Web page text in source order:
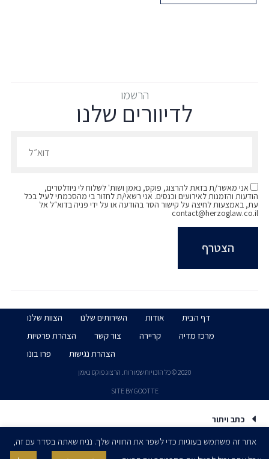
הרשמו
לדיוורים שלנו
אני מאשר/ת בזאת להרצוג, פוקס, נאמן ושות' לשלוח לי ניוזלטרים,
הודעות והזמנות לאירועים וכנסים. אני רשאי/ת לחזור בי מהסכמתי לעיל בכל
עת, באמצעות לחיצה על קישור הסר בהודעה או על ידי פניה בדוא״ל אל
contact@herzoglaw.co.il
דף הבית אודות השירותים שלנו
הצוות שלנו
מרכז מדיה
קריירה צור קשר
הצהרת פרטיות
הצהרת נגישות
פרו בונו
2020 © כל הזכויות שמורות. הרצוג פוקס נאמן
SITE BY GOOTTE
כתב ויתור
אתר זה משתמש בעוגיות כדי לשפר את החוויה שלך. נניח שאתה בסדר עם זה,